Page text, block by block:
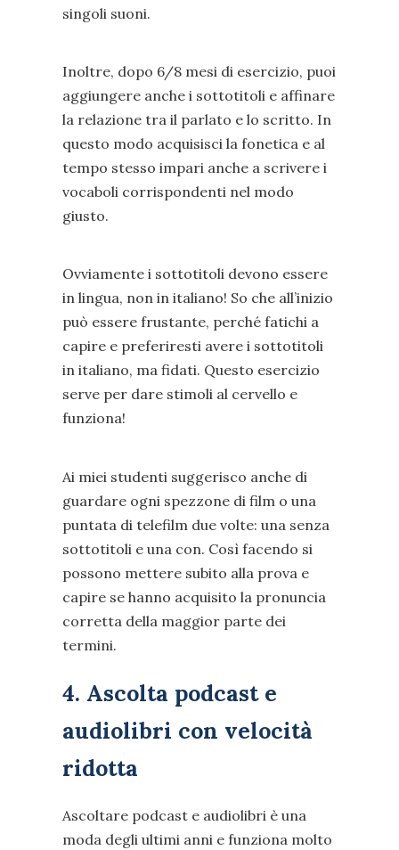
singoli suoni.
Inoltre, dopo 6/8 mesi di esercizio, puoi
aggiungere anche i sottotitoli e affinare
la relazione tra il parlato e lo scritto. In
questo modo acquisisci la fonetica e al
tempo stesso impari anche a scrivere i
vocaboli corrispondenti nel modo
giusto.
Ovviamente i sottotitoli devono essere
in lingua, non in italiano! So che all’inizio
può essere frustante, perché fatichi a
capire e preferiresti avere i sottotitoli
in italiano, ma fidati. Questo esercizio
serve per dare stimoli al cervello e
funziona!
Ai miei studenti suggerisco anche di
guardare ogni spezzone di film o una
puntata di telefilm due volte: una senza
sottotitoli e una con. Così facendo si
possono mettere subito alla prova e
capire se hanno acquisito la pronuncia
corretta della maggior parte dei
termini.
4. Ascolta podcast e
audiolibri con velocità
ridotta
Ascoltare podcast e audiolibri è una
moda degli ultimi anni e funziona molto